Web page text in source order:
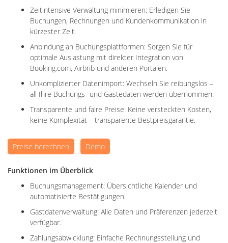
Zeitintensive Verwaltung minimieren: Erledigen Sie
Buchungen, Rechnungen und Kundenkommunikation in
kürzester Zeit.
Anbindung an Buchungsplattformen: Sorgen Sie für
optimale Auslastung mit direkter Integration von
Booking.com, Airbnb und anderen Portalen.
Unkomplizierter Datenimport: Wechseln Sie reibungslos –
all Ihre Buchungs- und Gästedaten werden übernommen.
Transparente und faire Preise: Keine versteckten Kosten,
keine Komplexität – transparente Bestpreisgarantie.
Preise berechnen Demo
Funktionen im Überblick
Buchungsmanagement: Übersichtliche Kalender und
automatisierte Bestätigungen.
Gastdatenverwaltung: Alle Daten und Präferenzen jederzeit
verfügbar.
Zahlungsabwicklung: Einfache Rechnungsstellung und